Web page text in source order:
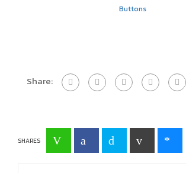
Buttons
Share:
SHARES